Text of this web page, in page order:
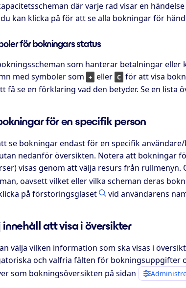
där varje rad visar en
kan klicka på för att se alla bokningar för
för bokningars status
som hanterar betalningar
med symboler som + eller C för att visa
få se en förklaring vad den betyder. Se en lista
för en specifik person
se bokningar endast för en specifik
nedanför översikten. Notera att bokningar
visas genom att välja resurs från rullmenyn.
oavsett vilket eller vilka scheman deras
på förstoringsglaset vid användarens
innehåll att visa i översikter
välja vilken information som ska visas i
och valfria fälten för bokningsuppgifter
som bokningsöversikten på sidan